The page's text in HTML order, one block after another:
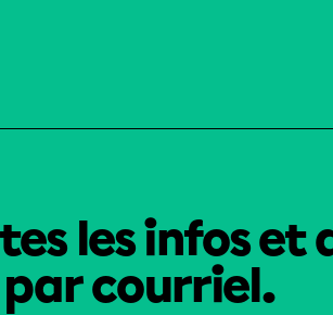
les infos et
courriel.